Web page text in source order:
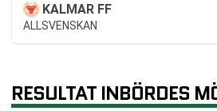
KALMAR FF
ALLSVENSKAN
RESULTAT INBÖRDES